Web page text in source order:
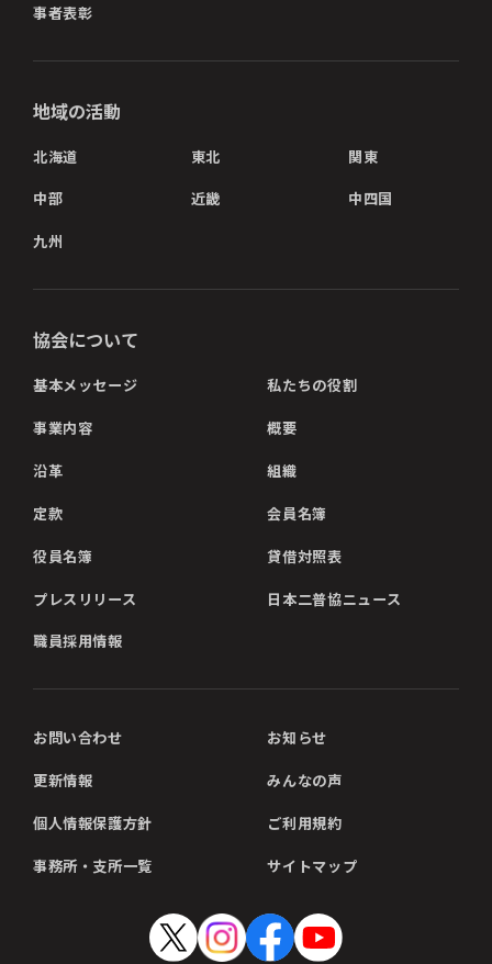
事者表彰
地域の活動
北海道 東北 関東
中部 近畿 中四国
九州
協会について
基本メッセージ 私たちの役割
事業内容 概要
沿革 組織
定款 会員名簿
役員名簿 貸借対照表
プレスリリース 日本二普協ニュース
職員採用情報
お問い合わせ お知らせ
更新情報 みんなの声
個人情報保護方針 ご利用規約
事務所・支所一覧 サイトマップ